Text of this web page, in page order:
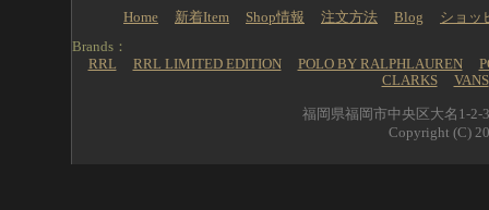
Home 新着Item Shop情報 注文方法 Blog
ショッ
Brands：
RRL
RRL LIMITED EDITION POLO BY RALPHLAUREN
CLARKS
VANS
福岡県福岡市中央区大名1-2-
Copyright (C)